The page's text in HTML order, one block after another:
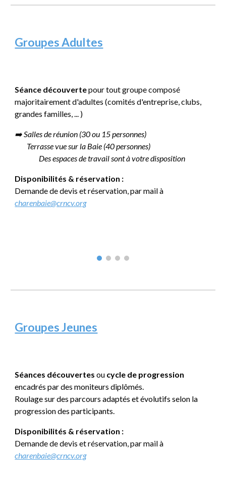
Groupes Adultes
Séance découvertepour tout groupe composé
majoritairement d'adultes (comités d'entreprise, clubs,
grandes familles, ... )
➡️ Salles de réunion (30 ou 15 personnes)
Terrasse vue sur la Baie (40 personnes)
Des espaces de travail sont à votre disposition
Disponibilités & réservation :
Demande de devis et réservation, par mail à
charenbaie@crncv.org
Groupes Jeunes
Séances découvertes ou cycle de progression
encadrés par des moniteurs diplômés.
Roulage sur des parcours adaptés et évolutifs selon la
progression des participants.
Disponibilités & réservation :
Demande de devis et réservation, par mail à
charenbaie@crncv.org